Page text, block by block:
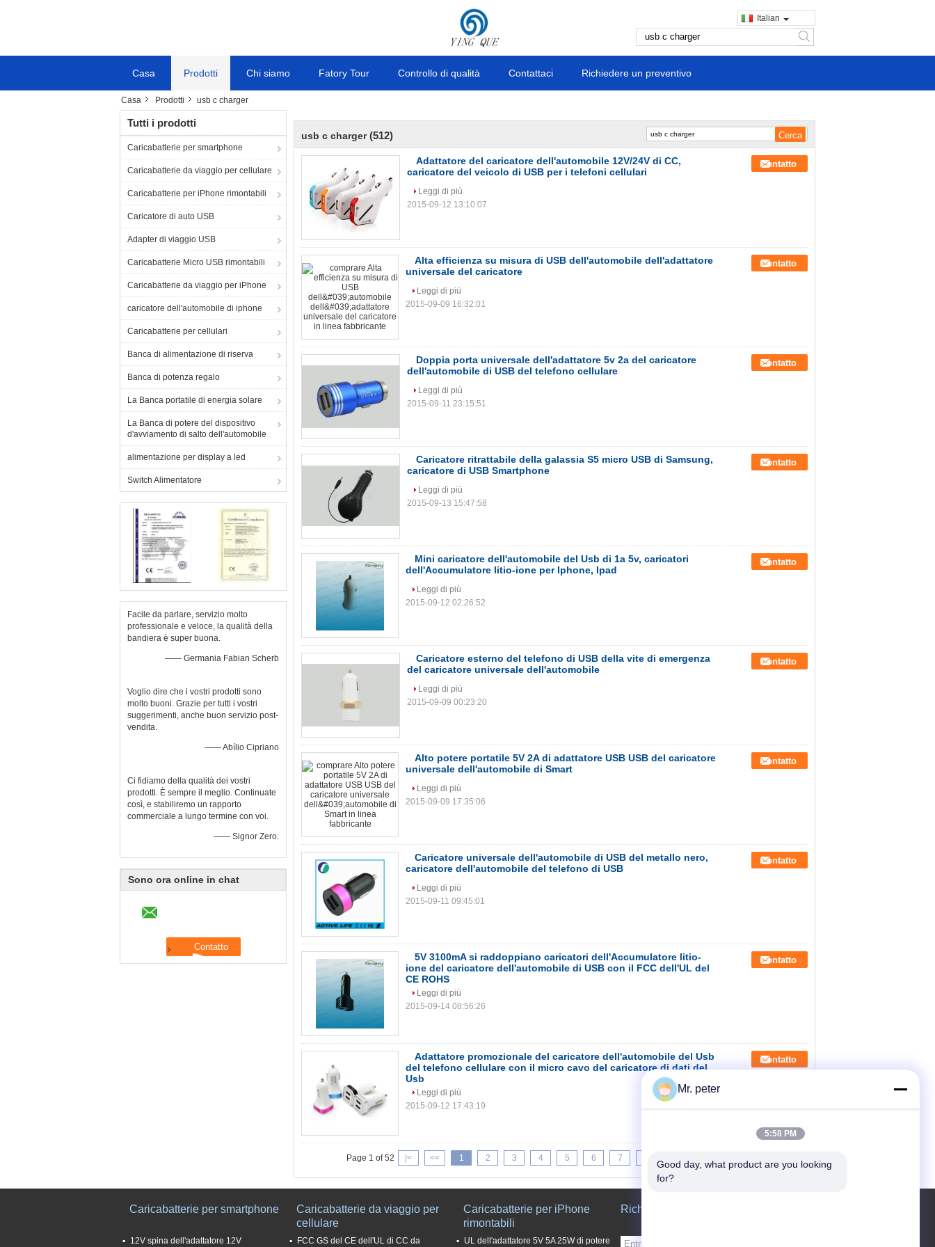
Italian
search
Casa Prodotti Chi siamo Fatory Tour Controllo di qualità Contattaci Richiedere un preventivo
Casa Prodotti usb c charger
Tutti i prodotti
Caricabatterie per smartphone
Caricabatterie da viaggio per cellulare
Caricabatterie per iPhone rimontabili
Caricatore di auto USB
Adapter di viaggio USB
Caricabatterie Micro USB rimontabili
Caricabatterie da viaggio per iPhone
caricatore dell'automobile di iphone
Caricabatterie per cellulari
Banca di alimentazione di riserva
Banca di potenza regalo
La Banca portatile di energia solare
La Banca di potere del dispositivo
d'avviamento di salto dell'automobile
alimentazione per display a led
Switch Alimentatore
Facile da parlare, servizio molto
professionale e veloce, la qualità della
bandiera è super buona.
—— Germania Fabian Scherb
Voglio dire che i vostri prodotti sono
molto buoni. Grazie per tutti i vostri
suggerimenti, anche buon servizio post-
vendita.
—— Abílio Cipriano
Ci fidiamo della qualità dei vostri
prodotti. È sempre il meglio. Continuate
così, e stabiliremo un rapporto
commerciale a lungo termine con voi.
—— Signor Zero.
Sono ora online in chat
usb c charger (512)
Adattatore del caricatore dell'automobile 12V/24V di CC,
caricatore del veicolo di USB per i telefoni cellulari
Contatto
Leggi di più
2015-09-12 13:10:07
Alta efficienza su misura di USB dell'automobile dell'adattatore
universale del caricatore
Contatto
Leggi di più
2015-09-09 16:32:01
Doppia porta universale dell'adattatore 5v 2a del caricatore
dell'automobile di USB del telefono cellulare
Contatto
Leggi di più
2015-09-11 23:15:51
Caricatore ritrattabile della galassia S5 micro USB di Samsung,
caricatore di USB Smartphone
Contatto
Leggi di più
2015-09-13 15:47:58
Mini caricatore dell'automobile del Usb di 1a 5v, caricatori
dell'Accumulatore litio-ione per Iphone, Ipad
Contatto
Leggi di più
2015-09-12 02:26:52
Caricatore esterno del telefono di USB della vite di emergenza
del caricatore universale dell'automobile
Contatto
Leggi di più
2015-09-09 00:23:20
Alto potere portatile 5V 2A di adattatore USB USB del caricatore
universale dell'automobile di Smart
Contatto
Leggi di più
2015-09-09 17:35:06
Caricatore universale dell'automobile di USB del metallo nero,
caricatore dell'automobile del telefono di USB
Contatto
Leggi di più
2015-09-11 09:45:01
5V 3100mA si raddoppiano caricatori dell'Accumulatore litio-
ione del caricatore dell'automobile di USB con il FCC dell'UL del
CE ROHS
Contatto
Leggi di più
2015-09-14 08:56:26
Adattatore promozionale del caricatore dell'automobile del Usb
del telefono cellulare con il micro cavo del caricatore di dati del
Usb
Contatto
Leggi di più
2015-09-12 17:43:19
Page 1 of 52 |< << 1 2 3 4 5 6 7
Caricabatterie per smartphone
12V spina dell'adattatore 12V
Caricabatterie da viaggio per
cellulare
FCC GS del CE dell'UL di CC da
Caricabatterie per iPhone
rimontabili
UL dell'adattatore 5V 5A 25W di potere
Richiedere un preventivo
Mr. peter
5:58 PM
Good day, what product are you looking
for?